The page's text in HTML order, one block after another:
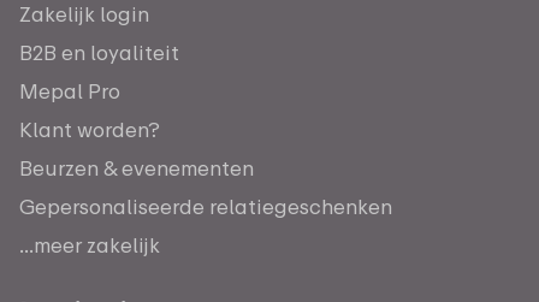
Zakelijk login
B2B en loyaliteit
Mepal Pro
Klant worden?
Beurzen & evenementen
Gepersonaliseerde relatiegeschenken
...meer zakelijk